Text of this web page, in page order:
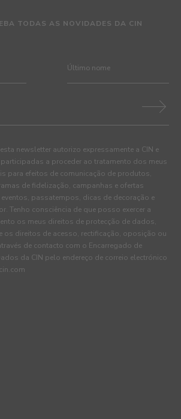
TODAS AS NOVIDADES DA CIN
newsletter autorizo expressamente a CIN e
a proceder ao tratamento dos meus
para efeitos de comunicação de produtos,
de fidelização, campanhas e ofertas
passatempos, dicas de decoração e
Tenho consciência de que posso exercer a
os meus direitos de protecção de dados,
os direitos de acesso, rectificação, oposição ou
de contacto com o Encarregado de
da CIN pelo endereço de correio electrónico